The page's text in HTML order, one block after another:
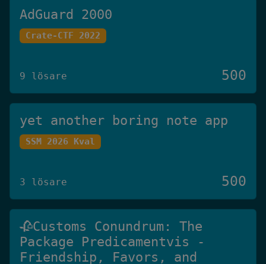
AdGuard 2000
Crate-CTF 2022
9 lösare 500
yet another boring note app
SSM 2026 Kval
3 lösare 500
🥀Customs Conundrum: The
Package Predicamentvis -
Friendship, Favors, and